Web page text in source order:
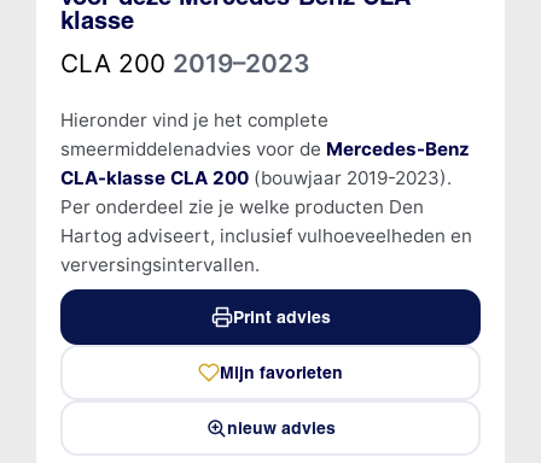
klasse
CLA 200 2019–2023
Hieronder vind je het complete
smeermiddelenadvies voor de Mercedes-Benz
CLA-klasse CLA 200(bouwjaar 2019-2023).
Per onderdeel zie je welke producten Den
Hartog adviseert, inclusief vulhoeveelheden en
verversingsintervallen.
Print advies
Mijn favorieten
nieuw advies